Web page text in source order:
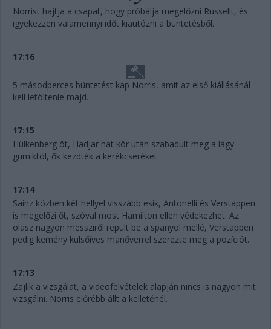
Norrist hajtja a csapat, hogy próbálja megelőzni Russellt, és
igyekezzen valamennyi időt kiautózni a büntetésből.
17:16
5 másodperces büntetést kap Norris, amit az első kiállásánál
kell letöltenie majd.
17:15
Hülkenberg öt, Hadjar hat kör után szabadult meg a lágy
gumiktól, ők kezdték a kerékcseréket.
17:14
Sainz közben két hellyel visszább esik, Antonelli és Verstappen
is megelőzi őt, szóval most Hamilton ellen védekezhet. Az
olasz nagyon messziről repült be a spanyol mellé, Verstappen
pedig kemény külsőíves manőverrel szerezte meg a pozíciót.
17:13
Zajlik a vizsgálat, a videofelvételek alapján nincs is nagyon mit
vizsgálni. Norris előrébb állt a kelleténél.